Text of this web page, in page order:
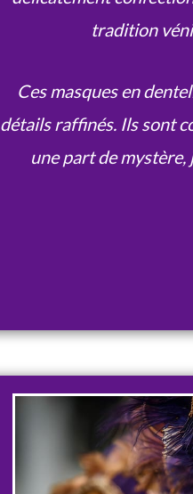
tradition
Ces masques en
détails raffinés. Ils sont
une part de